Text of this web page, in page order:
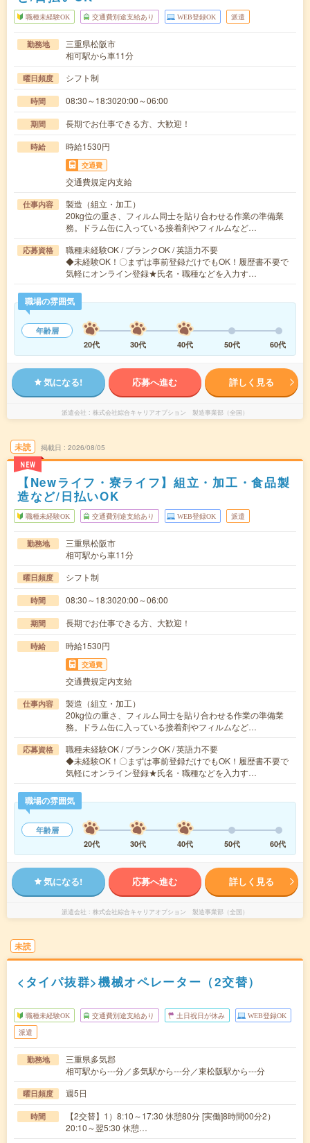
職種未経験OK 交通費別途支給あり WEB登録OK 派遣
勤務地
三重県松阪市
相可駅から車11分
曜日頻度 シフト制
時間 08:30～18:3020:00～06:00
期間 長期でお仕事できる方、大歓迎！
時給 時給1530円
交通費
交通費規定内支給
仕事内容
製造（組立・加工）
20kg位の重さ、フィルム同士を貼り合わせる作業の準備業
務。ドラム缶に入っている接着剤やフィルムなど…
応募資格
職種未経験OK / ブランクOK / 英語力不要
◆未経験OK！〇まずは事前登録だけでもOK！履歴書不要で
気軽にオンライン登録★氏名・職種などを入力す…
職場の雰囲気
年齢層
20代
30代 40代 50代 60代
気になる! 応募へ進む 詳しく見る
派遣会社 株式会社綜合キャリアオプション 製造事業部（全国）
未読
NEW
掲載日 2026/08/05
【Newライフ・寮ライフ】組立・加工・食品製
造など/日払いOK
職種未経験OK 交通費別途支給あり WEB登録OK 派遣
勤務地
三重県松阪市
相可駅から車11分
曜日頻度 シフト制
時間 08:30～18:3020:00～06:00
期間 長期でお仕事できる方、大歓迎！
時給 時給1530円
交通費
交通費規定内支給
仕事内容
製造（組立・加工）
20kg位の重さ、フィルム同士を貼り合わせる作業の準備業
務。ドラム缶に入っている接着剤やフィルムなど…
応募資格
職種未経験OK / ブランクOK / 英語力不要
◆未経験OK！〇まずは事前登録だけでもOK！履歴書不要で
気軽にオンライン登録★氏名・職種などを入力す…
職場の雰囲気
年齢層
20代
30代 40代 50代 60代
気になる! 応募へ進む 詳しく見る
派遣会社 株式会社綜合キャリアオプション 製造事業部（全国）
未読
<タイパ抜群>機械オペレーター（2交替）
職種未経験OK 交通費別途支給あり 土日祝日が休み WEB登録OK
派遣
勤務地
三重県多気郡
相可駅から---分／多気駅から---分／東松阪駅から---分
曜日頻度 週5日
時間
【2交替】1）8:10～17:30 休憩80分 [実働]8時間00分2）
20:10～翌5:30 休憩…